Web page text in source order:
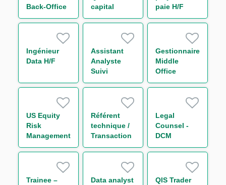
Back-Office
Analyst F/M
capital
économique
paie H/F
Ingénieur
Data H/F
Assistant
Analyste
Suivi
d'Activité de
Margin &
Collateral
H/F
Gestionnaire
Middle
Office
Support
Rates H/F
US Equity
Risk
Management
Analyst
Référent
technique /
Transaction
Regulatory
Legal
Counsel -
DCM
Trainee –
Data analyst
QIS Trader